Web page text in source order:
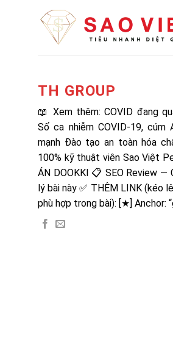
TH GROUP
📖 Xem thêm: COVID đang
Số ca nhiễm COVID-19, cúm
mạnh Đào tạo an toàn hóa
100% kỹ thuật viên Sao Việt
ÁN DOOKKI 📋 SEO Review —
lý bài này ✅ THÊM LINK (kéo
phù hợp trong bài): [★] Anchor: